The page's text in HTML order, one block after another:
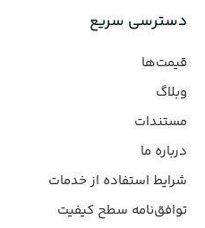
دسترسی سریع
قیمت‌ها
وبلاگ
مستندات
درباره ما
شرایط استفاده از خدمات
توافق‌نامه سطح کیفیت